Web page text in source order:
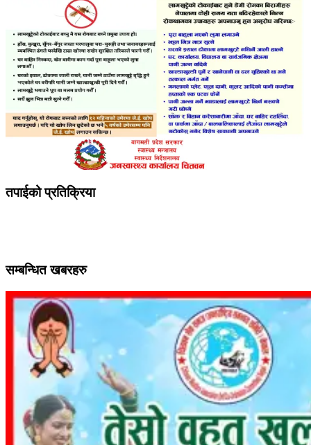
तपाईको प्रतिक्रिया
सम्बन्धित खबरहरु